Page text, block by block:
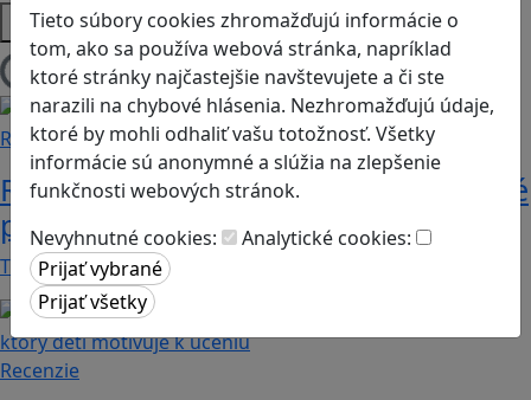
Tieto súbory cookies zhromažďujú informácie o
tom, ako sa používa webová stránka, napríklad
ktoré stránky najčastejšie navštevujete a či ste
narazili na chybové hlásenia. Nezhromažďujú údaje,
ktoré by mohli odhaliť vašu totožnosť. Všetky
informácie sú anonymné a slúžia na zlepšenie
funkčnosti webových stránok.
Nevyhnutné cookies:
Analytické cookies:
Platformy
Načítam blogy
Recenzie
Rébusy sú hlavolamy do vrecka, ktoré
potrápia aj logiku
Tieto kartičky poskytnú skvelú zábavu pre celú…
Recenzie